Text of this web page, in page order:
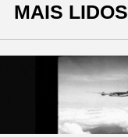
MAIS LIDOS